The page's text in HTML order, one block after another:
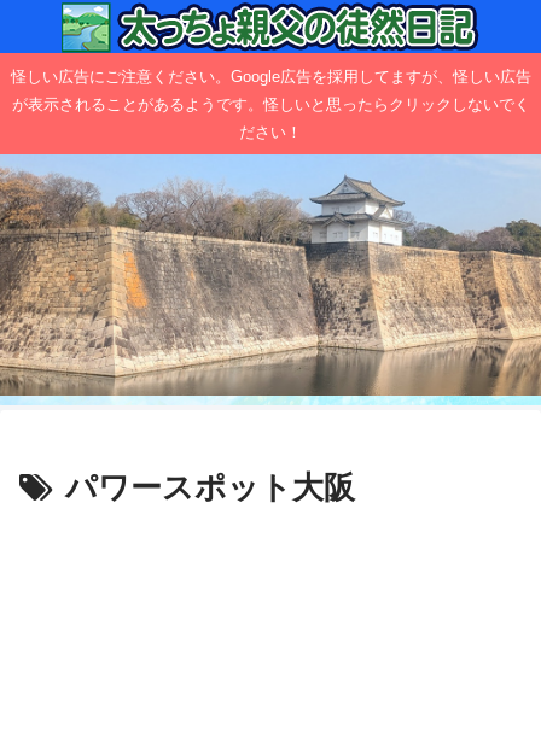
怪しい広告にご注意ください。Google広告を採用してますが、怪しい広告
が表示されることがあるようです。怪しいと思ったらクリックしないでく
ださい！
パワースポット大阪